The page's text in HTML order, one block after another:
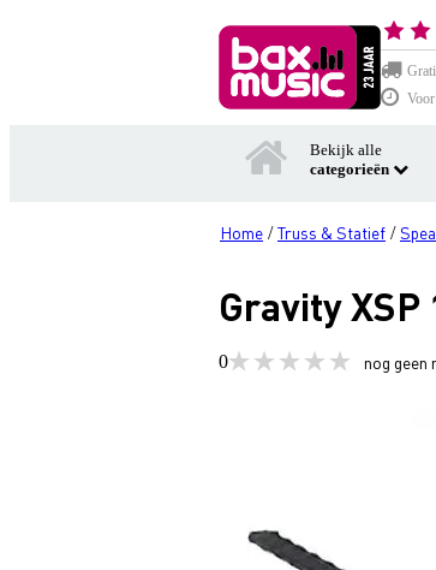
Bekijk alle
categorieën
Home /Truss & Statief /
Gravity
0 nog geen